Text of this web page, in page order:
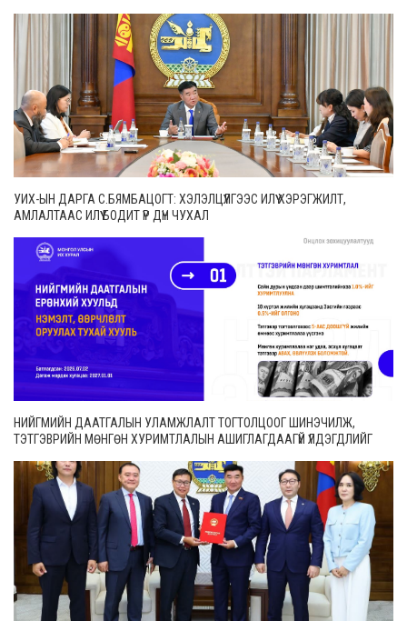
УИХ-ЫН ДАРГА С.БЯМБАЦОГТ: ХЭЛЭЛЦҮҮЛГЭЭС ИЛҮҮ ХЭРЭГЖИЛТ,
АМЛАЛТААС ИЛҮҮ БОДИТ ҮР ДҮН ЧУХАЛ
НИЙГМИЙН ДААТГАЛЫН УЛАМЖЛАЛТ ТОГТОЛЦООГ ШИНЭЧИЛЖ,
ТЭТГЭВРИЙН МӨНГӨН ХУРИМТЛАЛЫН АШИГЛАГДААГҮЙ ҮЛДЭГДЛИЙГ